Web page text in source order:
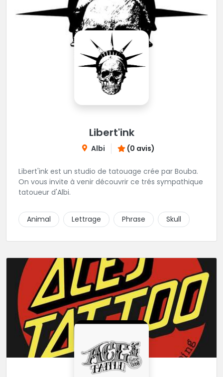
Libert'ink
Albi (0 avis)
Libert'ink est un studio de tatouage crée par Bouba.
On vous invite à venir découvrir ce trés sympathique
tatoueur d'Albi.
Animal Lettrage Phrase Skull